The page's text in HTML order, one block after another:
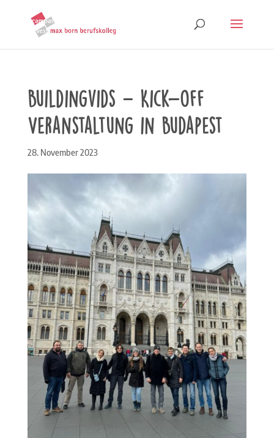
Buildingvids – Kick-off
Veranstaltung in Budapest
28. November 2023